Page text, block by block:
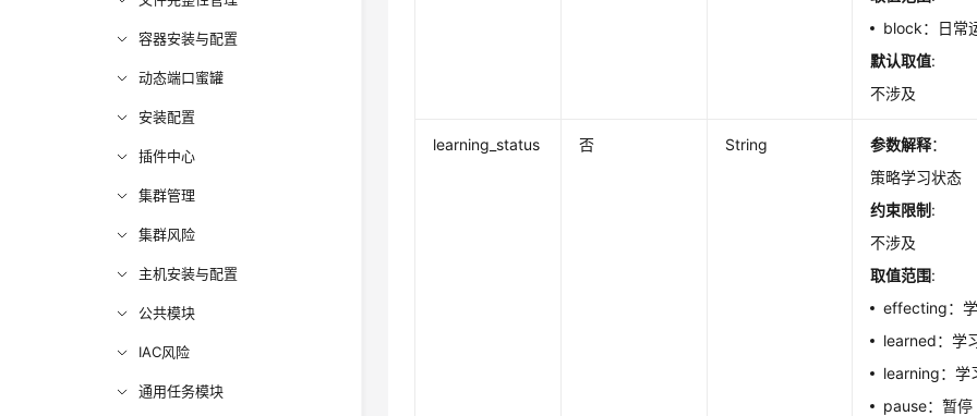
容器安装与配置
动态端口蜜罐
安装配置
插件中心
集群管理
集群风险
主机安装与配置
公共模块
IAC风险
通用任务模块
block：日常
默认取值:
不涉及
learning_status 否 String 参数解释：
策略学习状态
约束限制 :
不涉及
取值范围:
effecting：
learned：学
learning：学
pause：暂停